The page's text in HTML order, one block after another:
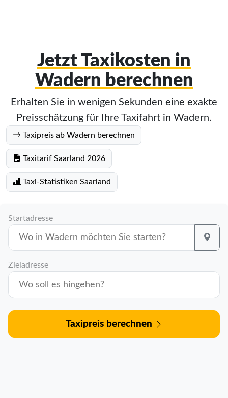
Jetzt Taxikosten in
Wadern berechnen
Erhalten Sie in wenigen Sekunden eine exakte
Preisschätzung für Ihre Taxifahrt in Wadern.
Taxipreis ab Wadern berechnen
Taxitarif Saarland 2026
Taxi-Statistiken Saarland
Startadresse
Zieladresse
Taxipreis berechnen